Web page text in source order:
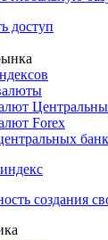
7-дневный
доступ
Forex